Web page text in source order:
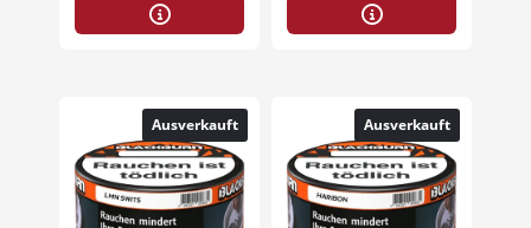
Ausverkauft Ausverkauft